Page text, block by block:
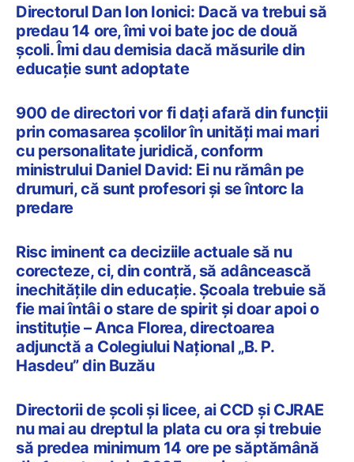
Directorul Dan Ion Ionici: Dacă va trebui să
predau 14 ore, îmi voi bate joc de două
școli. Îmi dau demisia dacă măsurile din
educație sunt adoptate
900 de directori vor fi dați afară din funcții
prin comasarea școlilor în unități mai mari
cu personalitate juridică, conform
ministrului Daniel David: Ei nu rămân pe
drumuri, că sunt profesori și se întorc la
predare
Risc iminent ca deciziile actuale să nu
corecteze, ci, din contră, să adâncească
inechitățile din educație. Școala trebuie să
fie mai întâi o stare de spirit și doar apoi o
instituție – Anca Florea, directoarea
adjunctă a Colegiului Național „B. P.
Hasdeu” din Buzău
Directorii de școli și licee, ai CCD și CJRAE
nu mai au dreptul la plata cu ora și trebuie
să predea minimum 14 ore pe săptămână